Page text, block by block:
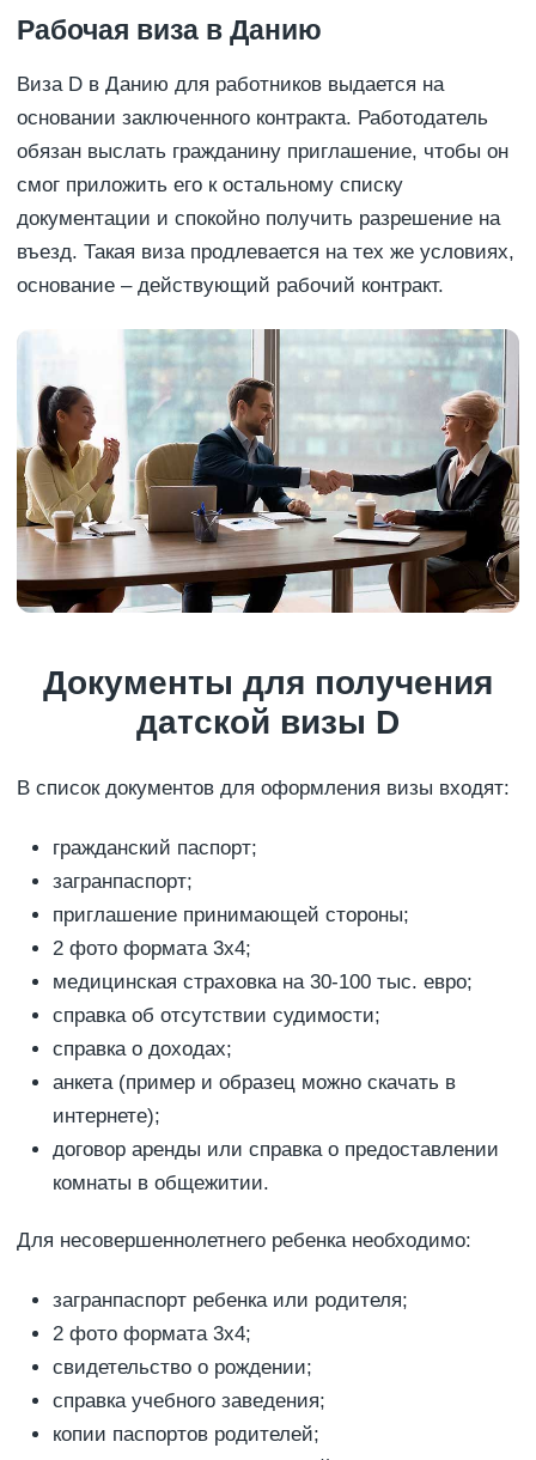
Рабочая виза в Данию
Виза D в Данию для работников выдается на
основании заключенного контракта. Работодатель
обязан выслать гражданину приглашение, чтобы он
смог приложить его к остальному списку
документации и спокойно получить разрешение на
въезд. Такая виза продлевается на тех же условиях,
основание – действующий рабочий контракт.
Документы для получения
датской визы D
В список документов для оформления визы входят:
гражданский паспорт;
загранпаспорт;
приглашение принимающей стороны;
2 фото формата 3х4;
медицинская страховка на 30-100 тыс. евро;
справка об отсутствии судимости;
справка о доходах;
анкета (пример и образец можно скачать в
интернете);
договор аренды или справка о предоставлении
комнаты в общежитии.
Для несовершеннолетнего ребенка необходимо:
загранпаспорт ребенка или родителя;
2 фото формата 3х4;
свидетельство о рождении;
справка учебного заведения;
копии паспортов родителей;